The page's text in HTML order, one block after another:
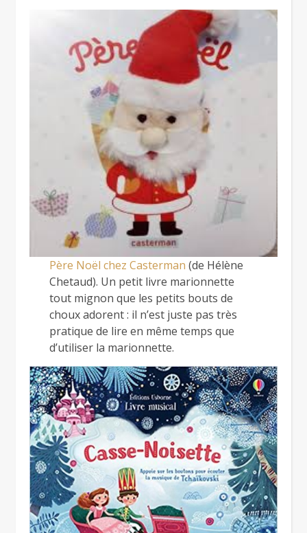
Père Noël chez Casterman (de Hélène
Chetaud). Un petit livre marionnette
tout mignon que les petits bouts de
choux adorent : il n’est juste pas très
pratique de lire en même temps que
d’utiliser la marionnette.